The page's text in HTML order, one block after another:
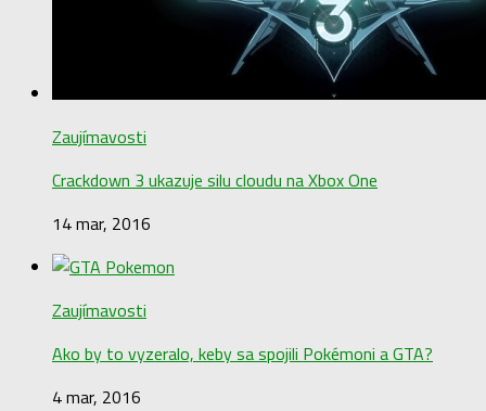
Zaujímavosti
Crackdown 3 ukazuje silu cloudu na Xbox One
14 mar, 2016
Zaujímavosti
Ako by to vyzeralo, keby sa spojili Pokémoni a GTA?
4 mar, 2016